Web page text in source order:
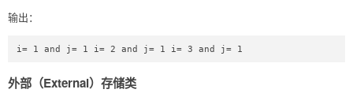
输出：
i= 1 and j= 1 i= 2 and j= 1 i= 3 and j= 1
外部（External）存储类